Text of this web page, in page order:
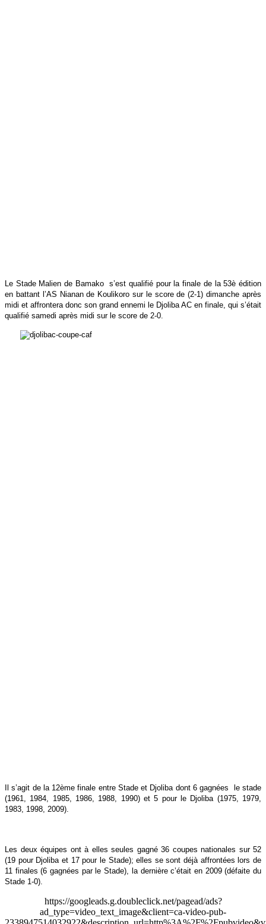
Le Stade Malien de Bamako s’est qualifié pour la finale de la 53è édition
en battant l’AS Nianan de Koulikoro sur le score de (2-1) dimanche après
midi et affrontera donc son grand ennemi le Djoliba AC en finale, qui s’était
qualifié samedi après midi sur le score de 2-0.
Il s’agit de la 12ème finale entre Stade et Djoliba dont 6 gagnées le stade
(1961, 1984, 1985, 1986, 1988, 1990) et 5 pour le Djoliba (1975, 1979,
1983, 1998, 2009).
Les deux équipes ont à elles seules gagné 36 coupes nationales sur 52
(19 pour Djoliba et 17 pour le Stade); elles se sont déjà affrontées lors de
11 finales (6 gagnées par le Stade), la dernière c’était en 2009 (défaite du
Stade 1-0).
https://googleads.g.doubleclick.net/pagead/ads?
ad_type=video_text_image&client=ca-video-pub-